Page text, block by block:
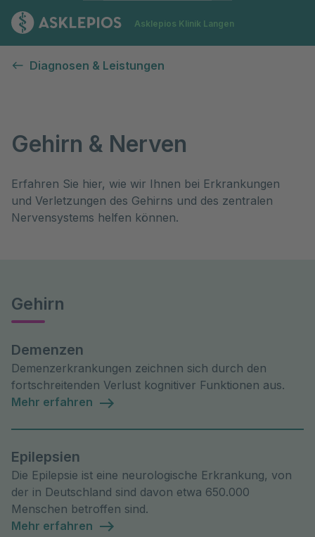
Zur Startseite
Asklepios Klinik Langen
Diagnosen & Leistungen
Gehirn & Nerven
Erfahren Sie hier, wie wir Ihnen bei Erkrankungen
und Verletzungen des Gehirns und des zentralen
Nervensystems helfen können.
Gehirn
Demenzen
Demenzerkrankungen zeichnen sich durch den
fortschreitenden Verlust kognitiver Funktionen aus.
Mehr erfahren
Epilepsien
Die Epilepsie ist eine neurologische Erkrankung, von
der in Deutschland sind davon etwa 650.000
Menschen betroffen sind.
Mehr erfahren